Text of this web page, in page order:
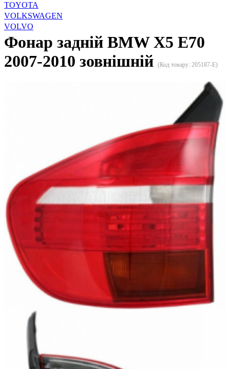
TOYOTA
VOLKSWAGEN
VOLVO
Фонар задній BMW X5 E70
2007-2010 зовнішній (Код товару: 205187-E)